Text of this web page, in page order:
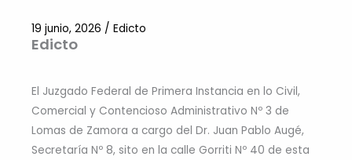
Edicto
19 junio, 2026 / Edicto
El Juzgado Federal de Primera Instancia en lo Civil,
Comercial y Contencioso Administrativo Nº 3 de
Lomas de Zamora a cargo del Dr. Juan Pablo Augé,
Secretaría Nº 8, sito en la calle Gorriti Nº 40 de esta